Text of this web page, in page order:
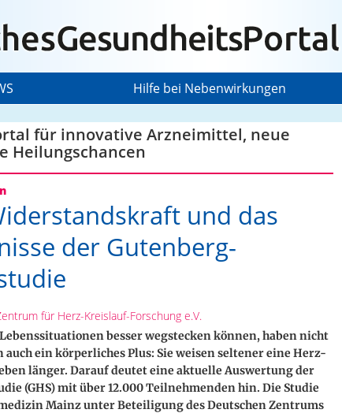
Hilfe bei Nebenwirkungen
für innovative Arzneimittel, neue
Heilungschancen
und das
der Gutenberg-
für Herz-Kreislauf-Forschung e.V.
besser wegstecken können, haben nicht
auch ein körperliches Plus: Sie weisen seltener eine Herz-
länger. Darauf deutet eine aktuelle Auswertung der
(GHS) mit über 12.000 Teilnehmenden hin. Die Studie
Mainz unter Beteiligung des Deutschen Zentrums